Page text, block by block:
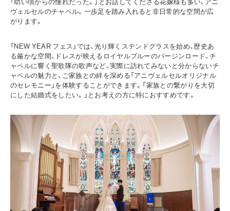
ヴェルセルのチャペル。一歩足を踏み入れると非日常的な空間が広
がります。
「NEW YEAR フェス」では、光り輝くステンドグラスを始め、歴史あ
る厳かな空間、ドレスが映えるロイヤルブルーのバージンロード、チ
ャペルに響く聖歌隊の歌声など、実際に訪れてみないと分からないチ
ャペルの魅力と、ご家族との絆を深める「アニヴェルセルオリジナル
のセレモニー」を体験することができます。「家族との繋がりを大切
にした結婚式をしたい。」とお考えの方に特におすすめです。